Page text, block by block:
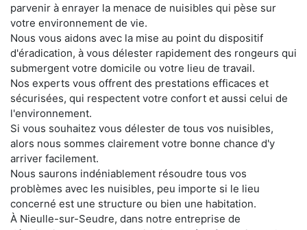
parvenir à enrayer la menace de nuisibles qui pèse sur
votre environnement de vie.
Nous vous aidons avec la mise au point du dispositif
d'éradication, à vous délester rapidement des rongeurs qui
submergent votre domicile ou votre lieu de travail.
Nos experts vous offrent des prestations efficaces et
sécurisées, qui respectent votre confort et aussi celui de
l'environnement.
Si vous souhaitez vous délester de tous vos nuisibles,
alors nous sommes clairement votre bonne chance d'y
arriver facilement.
Nous saurons indéniablement résoudre tous vos
problèmes avec les nuisibles, peu importe si le lieu
concerné est une structure ou bien une habitation.
À Nieulle-sur-Seudre, dans notre entreprise de